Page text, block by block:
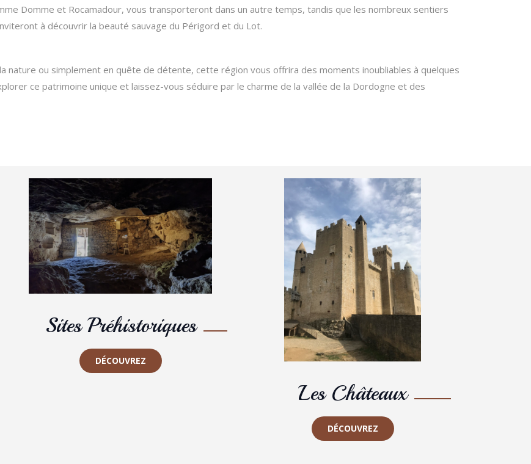
Domme et Rocamadour, vous transporteront dans un autre temps, tandis que les nombreux sentiers
à découvrir la beauté sauvage du Périgord et du Lot.
nature ou simplement en quête de détente, cette région vous offrira des moments inoubliables à quelques
ce patrimoine unique et laissez-vous séduire par le charme de la vallée de la Dordogne et des
Sites Préhistoriques
DÉCOUVREZ
Les Châteaux
DÉCOUVREZ